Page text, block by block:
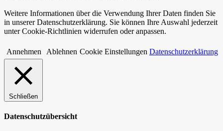
Weitere Informationen über die Verwendung Ihrer Daten finden Sie
in unserer Datenschutzerklärung. Sie können Ihre Auswahl jederzeit
unter Cookie-Richtlinien widerrufen oder anpassen.
Annehmen Ablehnen Cookie Einstellungen Datenschutzerklärung
Schließen
Datenschutzübersicht